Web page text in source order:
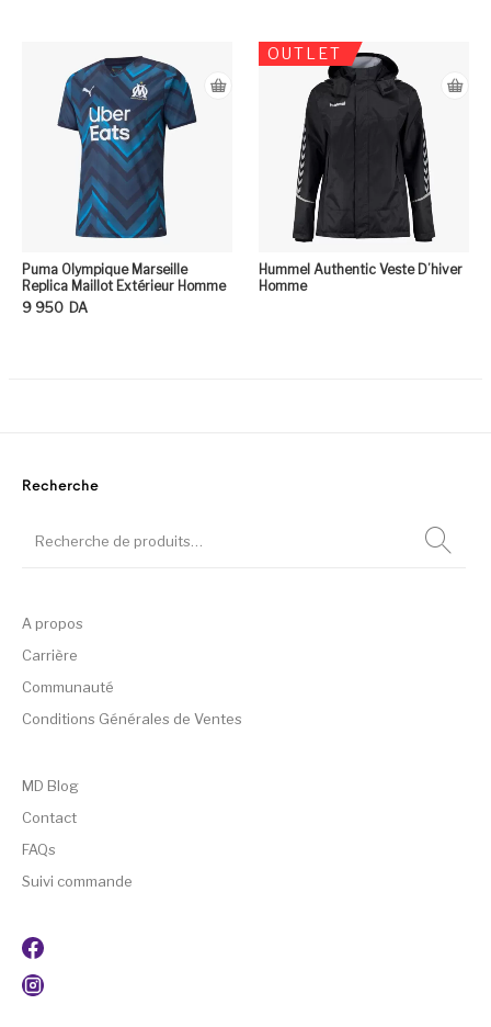
Puma Olympique Marseille
Replica Maillot Extérieur Homme
9 950 DA
OUTLET
Hummel Authentic Veste D’hiver
Homme
Recherche
A propos
Carrière
Communauté
Conditions Générales de Ventes
MD Blog
Contact
FAQs
Suivi commande